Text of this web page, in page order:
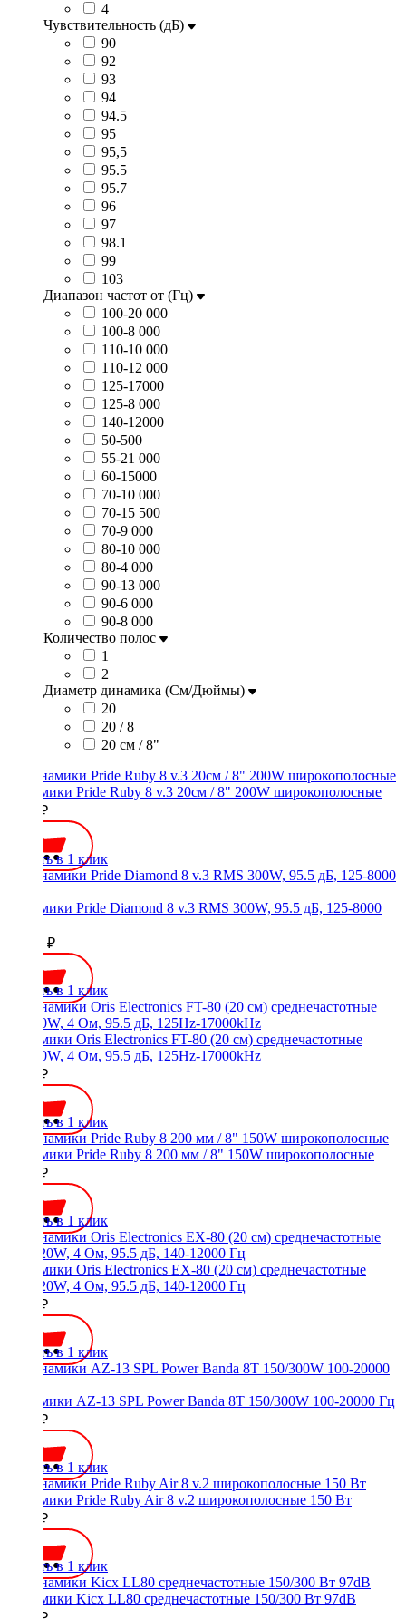
4
Чувствительность (дБ)
90
92
93
94
94.5
95
95,5
95.5
95.7
96
97
98.1
99
103
Диапазон частот от (Гц)
100-20 000
100-8 000
110-10 000
110-12 000
125-17000
125-8 000
140-12000
50-500
55-21 000
60-15000
70-10 000
70-15 500
70-9 000
80-10 000
80-4 000
90-13 000
90-6 000
90-8 000
Количество полос
1
2
Диаметр динамика (См/Дюймы)
20
20 / 8
20 см / 8"
Динамики Pride Ruby 8 v.3 20см / 8" 200W широкополосные
9190 ₽
Купить в 1 клик
Динамики Pride Diamond 8 v.3 RMS 300W, 95.5 дБ, 125-8000
10450 ₽
Купить в 1 клик
Динамики Oris Electronics FT-80 (20 см) среднечастотные
90/180W, 4 Ом, 95.5 дБ, 125Hz-17000kHz
4300 ₽
Купить в 1 клик
Динамики Pride Ruby 8 200 мм / 8" 150W широкополосные
7300 ₽
Купить в 1 клик
Динамики Oris Electronics EX-80 (20 см) среднечастотные
110/220W, 4 Ом, 95.5 дБ, 140-12000 Гц
5400 ₽
Купить в 1 клик
Динамики AZ-13 SPL Power Banda 8T 150/300W 100-20000 Гц
5450 ₽
Купить в 1 клик
Динамики Pride Ruby Air 8 v.2 широкополосные 150 Вт
6000 ₽
Купить в 1 клик
Динамики Kicx LL80 среднечастотные 150/300 Вт 97dB